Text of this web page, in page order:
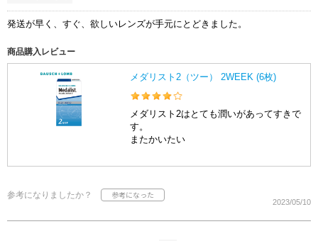
発送が早く、すぐ、欲しいレンズが手元にとどきました。
商品購入レビュー
メダリスト2（ツー） 2WEEK (6枚)
メダリスト2はとても潤いがあってすきで
す。
またかいたい
参考になりましたか？
2023/05/10